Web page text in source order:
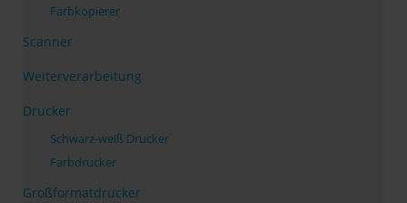
Farbkopierer
Scanner
Weiterverarbeitung
Drucker
Schwarz-weiß Drucker
Farbdrucker
Großformatdrucker